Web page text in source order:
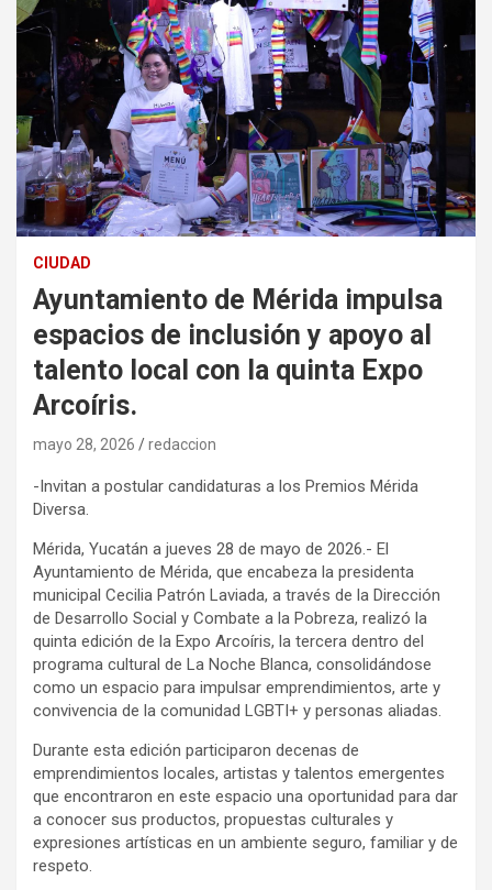
CIUDAD
Ayuntamiento de Mérida impulsa
espacios de inclusión y apoyo al
talento local con la quinta Expo
Arcoíris.
mayo 28, 2026 redaccion
-Invitan a postular candidaturas a los Premios Mérida
Diversa.
Mérida, Yucatán a jueves 28 de mayo de 2026.- El
Ayuntamiento de Mérida, que encabeza la presidenta
municipal Cecilia Patrón Laviada, a través de la Dirección
de Desarrollo Social y Combate a la Pobreza, realizó la
quinta edición de la Expo Arcoíris, la tercera dentro del
programa cultural de La Noche Blanca, consolidándose
como un espacio para impulsar emprendimientos, arte y
convivencia de la comunidad LGBTI+ y personas aliadas.
Durante esta edición participaron decenas de
emprendimientos locales, artistas y talentos emergentes
que encontraron en este espacio una oportunidad para dar
a conocer sus productos, propuestas culturales y
expresiones artísticas en un ambiente seguro, familiar y de
respeto.